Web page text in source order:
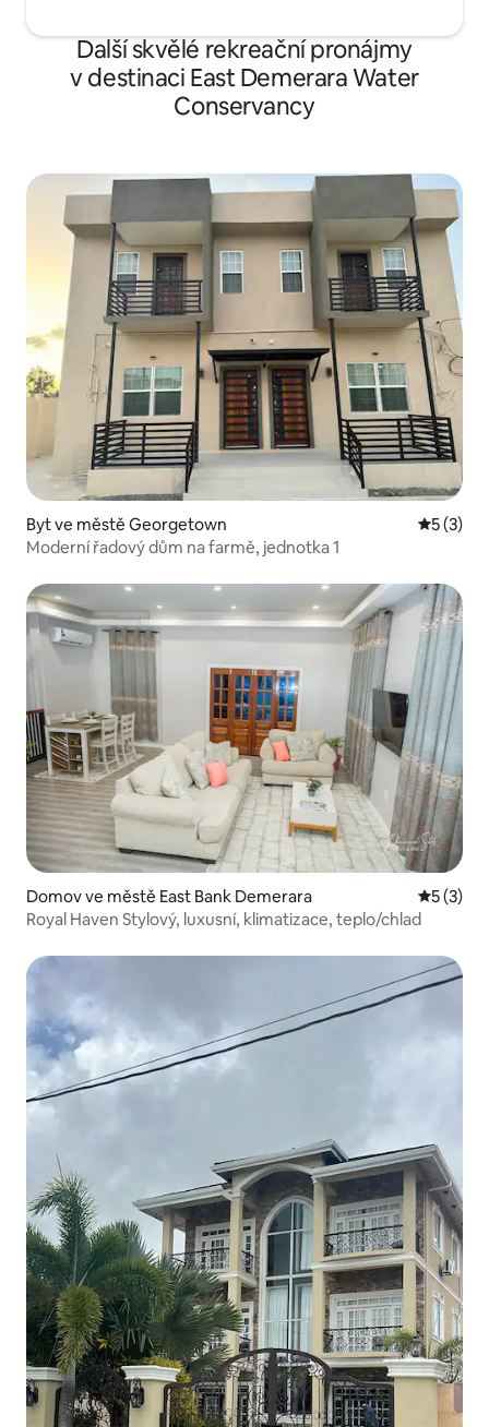
Další skvělé rekreační pronájmy
v destinaci East Demerara Water
Conservancy
Byt ve městě Georgetown
5 (3)
Moderní řadový dům na farmě, jednotka 1
Domov ve městě East Bank Demerara
5 (3)
Royal Haven Stylový, luxusní, klimatizace, teplo/chlad